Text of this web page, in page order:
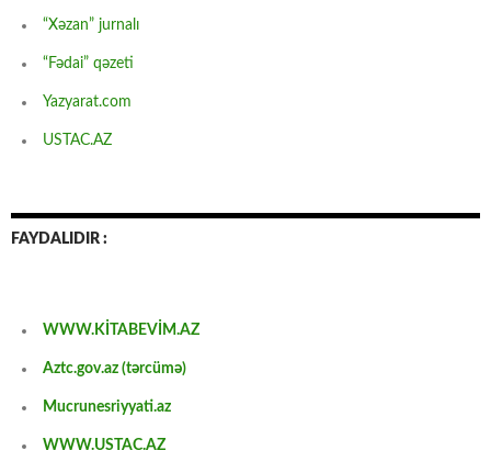
“Xəzan” jurnalı
“Fədai” qəzeti
Yazyarat.com
USTAC.AZ
FAYDALIDIR :
WWW.KİTABEVİM.AZ
Aztc.gov.az (tərcümə)
Mucrunesriyyati.az
WWW.USTAC.AZ